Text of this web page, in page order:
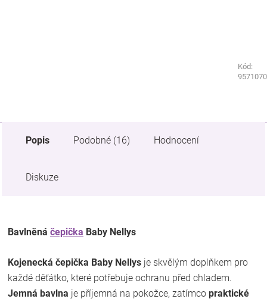
Kód:
Kód:
Popis Podobné (16) Hodnocení
Diskuze
Bavlněná čepička Baby Nellys
Kojenecká čepička Baby Nellys je skvělým doplňkem pro
každé děťátko, které potřebuje ochranu před chladem.
Jemná bavlna je příjemná na pokožce, zatímco praktické